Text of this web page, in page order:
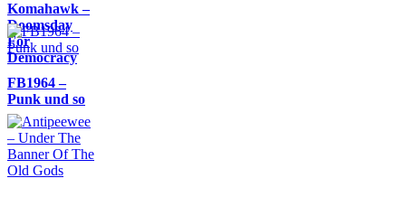
Komahawk –
Doomsday
For
Democracy
FB1964 –
Punk und so